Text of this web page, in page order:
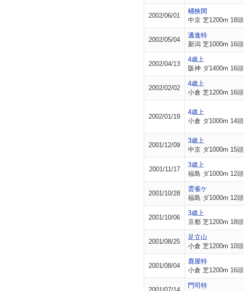
2002/06/01
桶狭間
中京 芝1200m 18頭
2002/05/04
邁進特
新潟 芝1000m 16頭
2002/04/13
4歳上
阪神 ダ1400m 16頭
2002/02/02
4歳上
小倉 芝1200m 16頭
2002/01/19
4歳上
小倉 ダ1000m 14頭
2001/12/09
3歳上
中京 ダ1000m 15頭
2001/11/17
3歳上
福島 ダ1000m 12頭
2001/10/28
雲雀ケ
福島 ダ1000m 12頭
2001/10/06
3歳上
京都 芝1200m 18頭
2001/08/25
足立山
小倉 芝1200m 10頭
2001/08/04
鹿屋特
小倉 芝1200m 16頭
門司特